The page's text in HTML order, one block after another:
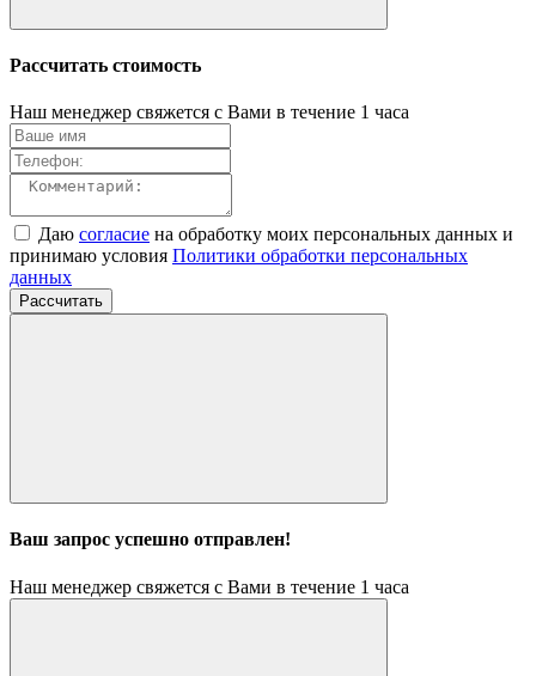
Рассчитать стоимость
Наш менеджер свяжется с Вами в течение 1 часа
Даю согласие на обработку моих персональных данных и
принимаю условия Политики обработки персональных
данных
Рассчитать
Ваш запрос успешно отправлен!
Наш менеджер свяжется с Вами в течение 1 часа